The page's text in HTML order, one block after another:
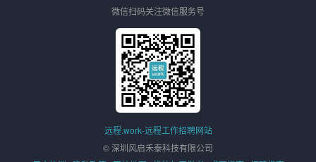
微信扫码关注微信服务号
远程.work-远程工作招聘网站
© 深圳风启禾泰科技有限公司